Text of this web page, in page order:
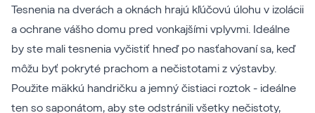
Tesnenia na dverách a oknách hrajú kľúčovú úlohu v izolácii
a ochrane vášho domu pred vonkajšími vplyvmi. Ideálne
by ste mali tesnenia vyčistiť hneď po nasťahovaní sa, keď
môžu byť pokryté prachom a nečistotami z výstavby.
Použite mäkkú handričku a jemný čistiaci roztok - ideálne
ten so saponátom, aby ste odstránili všetky nečistoty,